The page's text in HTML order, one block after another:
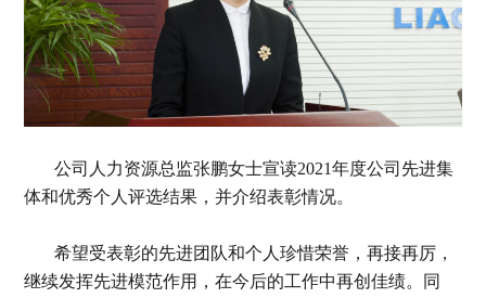
公司人力资源总监张鹏女士宣读2021年度公司先进集
体和优秀个人评选结果，并介绍表彰情况。
希望受表彰的先进团队和个人珍惜荣誉，再接再厉，
继续发挥先进模范作用，在今后的工作中再创佳绩。同